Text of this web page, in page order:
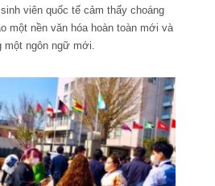
viên quốc tế cảm thấy choáng
một nền văn hóa hoàn toàn mới và
một ngôn ngữ mới.